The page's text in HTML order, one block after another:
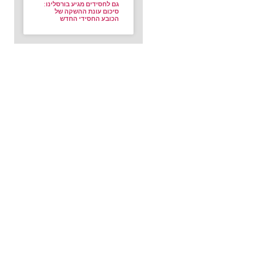
גם לחסידים מגיע בורסלינו:
סיכום עונת ההשקה של
הכובע החסידי החדש